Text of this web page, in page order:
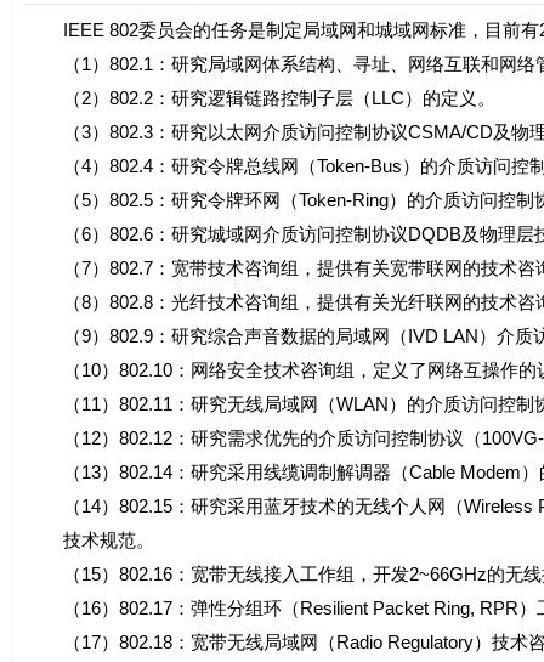
IEEE 802委员会的任务是制定局域网和城域网标准，目前有
（1）802.1：研究局域网体系结构、寻址、网络互联和网络
（2）802.2：研究逻辑链路控制子层（LLC）的定义。
（3）802.3：研究以太网介质访问控制协议CSMA/CD及物
（4）802.4：研究令牌总线网（Token-Bus）的介质访问控
（5）802.5：研究令牌环网（Token-Ring）的介质访问控制
（6）802.6：研究城域网介质访问控制协议DQDB及物理层
（7）802.7：宽带技术咨询组，提供有关宽带联网的技术咨
（8）802.8：光纤技术咨询组，提供有关光纤联网的技术咨
（9）802.9：研究综合声音数据的局域网（IVD LAN）介质
（10）802.10：网络安全技术咨询组，定义了网络互操作的
（11）802.11：研究无线局域网（WLAN）的介质访问控制
（12）802.12：研究需求优先的介质访问控制协议（
（13）802.14：研究采用线缆调制解调器（Cable Modem）
（14）802.15：研究采用蓝牙技术的无线个人网（Wireless
技术规范。
（15）802.16：宽带无线接入工作组，开发2~66GHz的无线
（16）802.17：弹性分组环（Resilient Packet Ring, RPR）
（17）802.18：宽带无线局域网（Radio Regulatory）技术